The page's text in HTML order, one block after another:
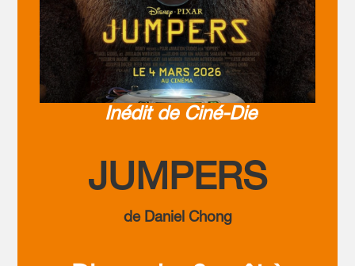
Inédit de Ciné-Die
JUMPERS
de Daniel Chong